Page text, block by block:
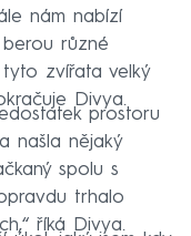
nám nabízí
různé
zvířata velký
Divya.
prostoru
našla nějaký
spolu s
trhalo
říká Divya.